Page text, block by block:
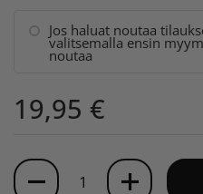
Jos haluat noutaa
valitsemalla ensin
noutaa
19,95 €
Määrä